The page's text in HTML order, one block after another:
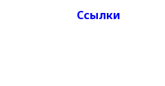
Ссылки